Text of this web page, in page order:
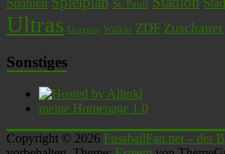
Spanien
St. Pauli
Ultras Uruguay Willkür ZDF Zuschauer
Sonstiges
meine Homepage 1.0
Copyright © 2026 FussballFan.net – der